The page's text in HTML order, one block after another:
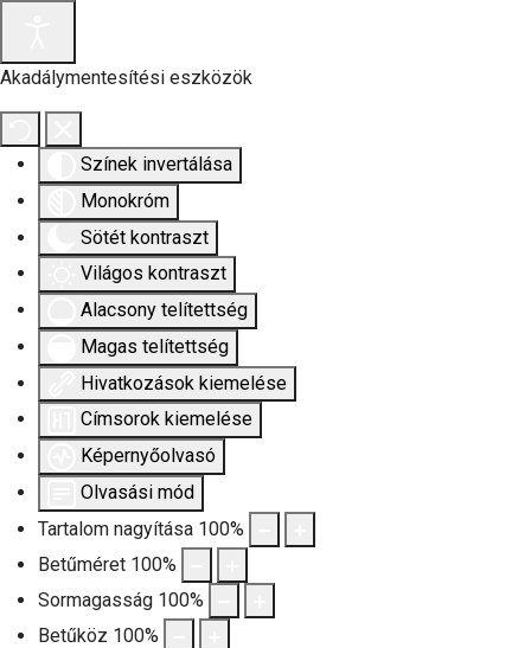
Akadálymentesítési eszközök
Színek invertálása
Monokróm
Sötét kontraszt
Világos kontraszt
Alacsony telítettség
Magas telítettség
Hivatkozások kiemelése
Címsorok kiemelése
Képernyőolvasó
Olvasási mód
Tartalom nagyítása 100%
Betűméret 100%
Sormagasság 100%
Betűköz 100%